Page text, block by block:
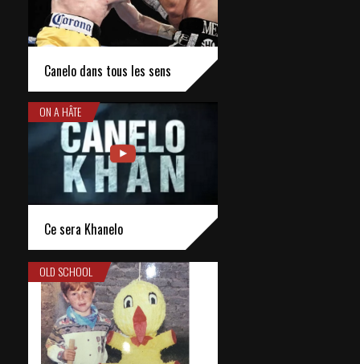
Canelo dans tous les sens
ON A HÂTE
Ce sera Khanelo
OLD SCHOOL